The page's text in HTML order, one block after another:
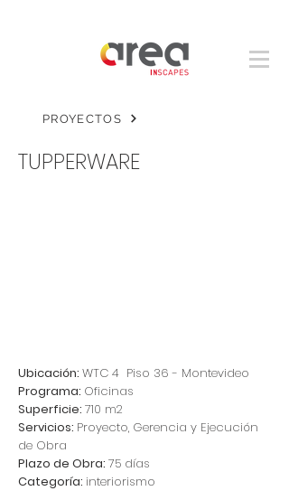
PROYECTOS
TUPPERWARE
Ubicación: WTC 4 Piso 36 - Montevideo
Programa: Oficinas
Superficie: 710 m2
Servicios: Proyecto, Gerencia y Ejecución
de Obra
Plazo de Obra: 75 días
Categoría: interiorismo